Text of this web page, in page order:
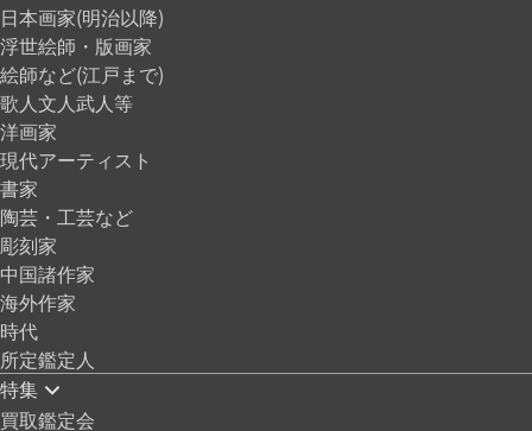
日本画家(明治以降)
浮世絵師・版画家
絵師など(江戸まで)
歌人文人武人等
洋画家
現代アーティスト
書家
陶芸・工芸など
彫刻家
中国諸作家
海外作家
時代
所定鑑定人
特集
買取鑑定会